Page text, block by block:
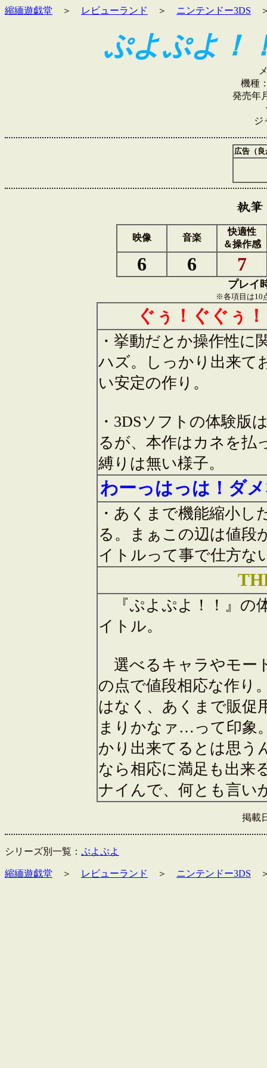
縮緬遊戯堂 ＞ レビューランド ＞ ニンテンドー3DS
ぷよぷよ！
機種
発売年
ジ
広告（
映像 音楽
快適性
＆操作感
6 6 7
プレイ
※各項目は10
ぐぅ！ぐぐぅ
・挙動だとか操作性に
ハズ。しっかり出来て
い安定の作り。
・3DSソフトの体験版
るが、本作はカネを払
縛りは無い様子。
わーっはっは！ダ
・あくまで機能縮小し
る。まぁこの辺は値段
イトルって事で仕方な
『ぷよぷよ！！』の
イトル。
選べるキャラやモー
の点で値段相応な作り
はなく、あくまで販促
まりかなァ…って印象
かり出来てるとは思う
なら相応に満足も出来
ナイんで、何とも言
掲載
シリーズ別一覧： ぷよぷよ
縮緬遊戯堂 ＞ レビューランド ＞ ニンテンドー3DS